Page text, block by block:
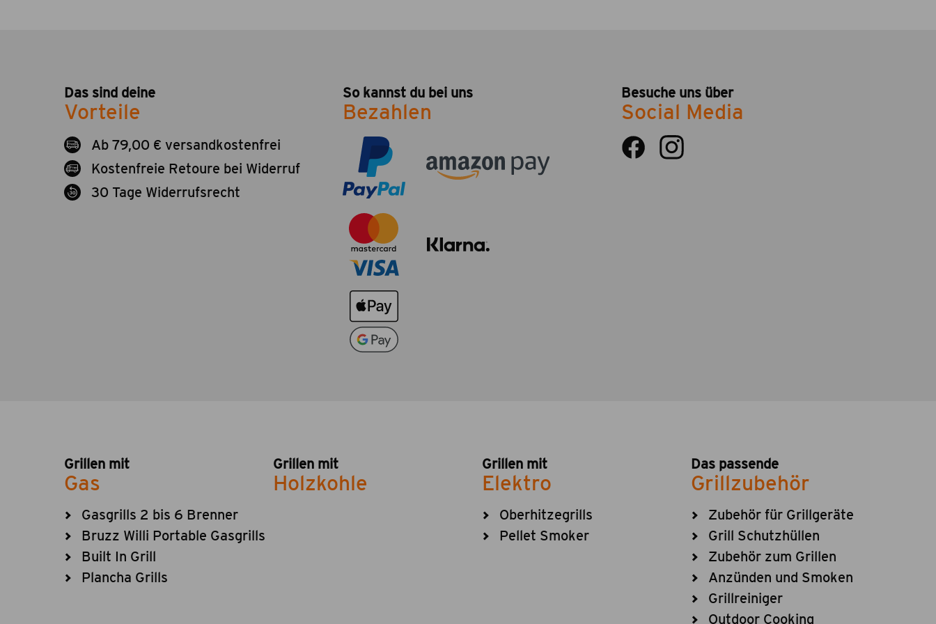
Das sind deine
Vorteile
Ab 79,00 € versandkostenfrei
Kostenfreie Retoure bei Widerruf
30 Tage Widerrufsrecht
So kannst du bei uns
Bezahlen
Besuche uns über
Social Media
Grillen mit
Gas
Gasgrills 2 bis 6 Brenner
Bruzz Willi Portable Gasgrills
Built In Grill
Plancha Grills
Grillen mit
Holzkohle
Grillen mit
Elektro
Oberhitzegrills
Pellet Smoker
Das passende
Grillzubehör
Zubehör für Grillgeräte
Grill Schutzhüllen
Zubehör zum Grillen
Anzünden und Smoken
Grillreiniger
Outdoor Cooking